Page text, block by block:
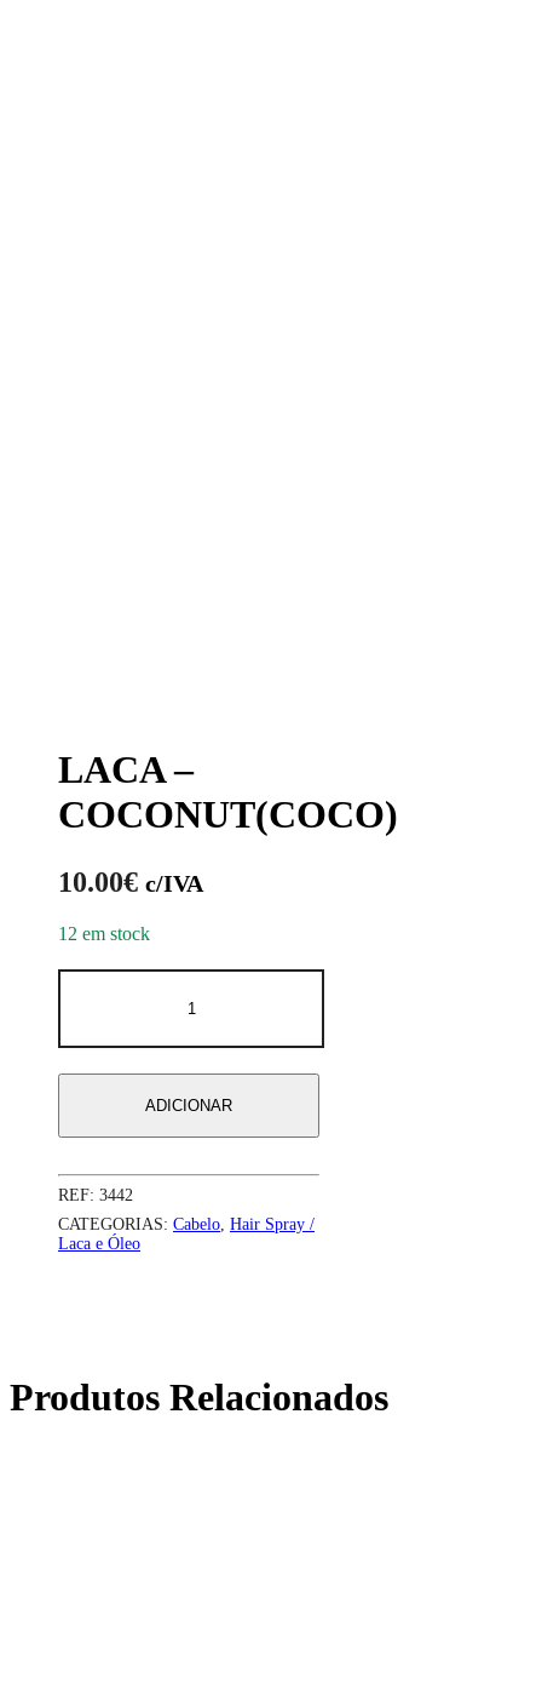
LACA –
COCONUT(COCO)
10.00€ c/IVA
12 em stock
de
-
ADICIONAR
REF: 3442
CATEGORIAS: Cabelo Hair Spray /
Laca e Óleo
Produtos Relacionados